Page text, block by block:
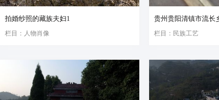
拍婚纱照的藏族夫妇1
栏目：人物肖像
贵州贵阳清镇市流长
栏目：民族工艺